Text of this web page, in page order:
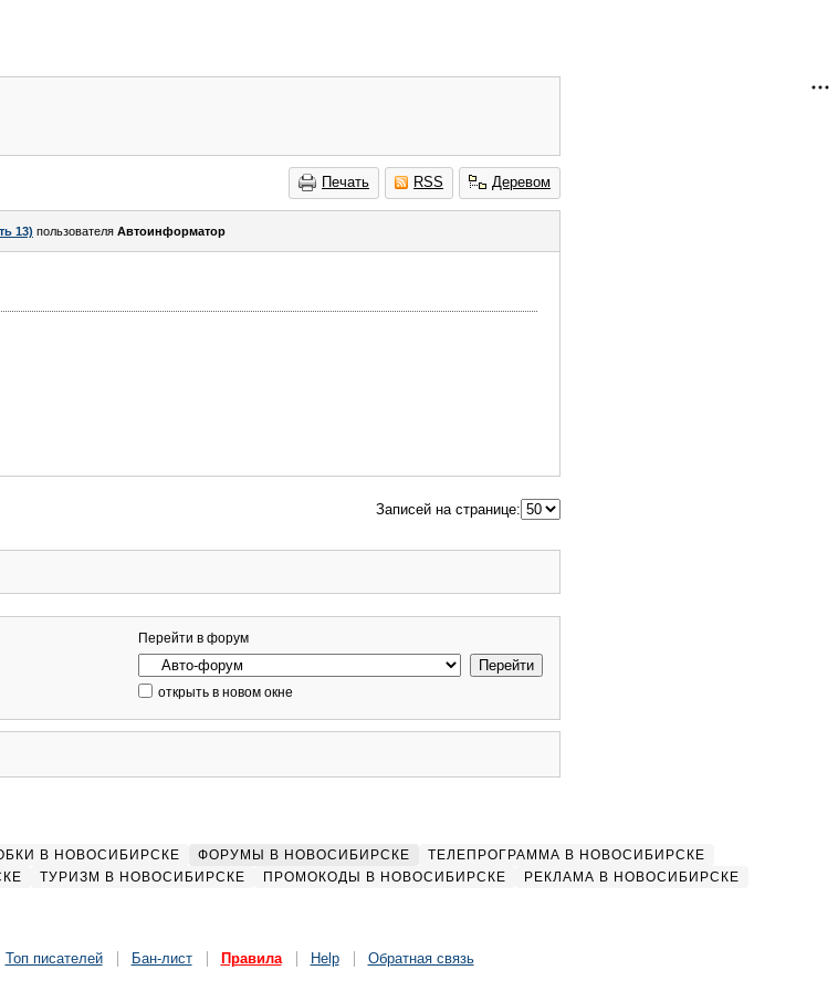
Печать RSS Деревом
13) пользователя Автоинформатор
Записей на странице:
Перейти в форум
открыть в новом окне
В НОВОСИБИРСКЕ ФОРУМЫ В НОВОСИБИРСКЕ
ТЕЛЕПРОГРАММА В НОВОСИБИРСКЕ
ТУРИЗМ В НОВОСИБИРСКЕ ПРОМОКОДЫ В НОВОСИБИРСКЕ РЕКЛАМА В НОВОСИБИРСКЕ
Топ писателей Бан-лист Правила Help Обратная связь